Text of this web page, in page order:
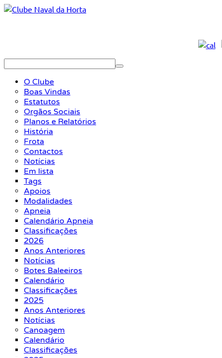
O Clube
Boas Vindas
Estatutos
Orgãos Sociais
Planos e Relatórios
História
Frota
Contactos
Notícias
Em lista
Tags
Apoios
Modalidades
Apneia
Calendário Apneia
Classificações
2026
Anos Anteriores
Notícias
Botes Baleeiros
Calendário
Classificações
2025
Anos Anteriores
Notícias
Canoagem
Calendário
Classificações